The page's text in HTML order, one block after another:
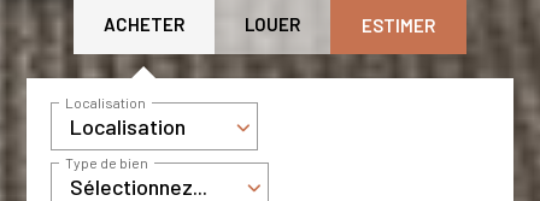
ACHETER LOUER ESTIMER
Localisation
Localisation
Sélectionnez...
Type de bien